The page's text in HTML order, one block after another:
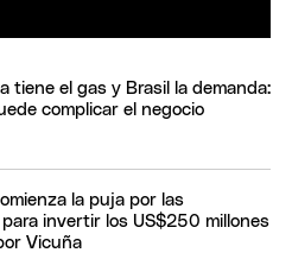
tiene el gas y Brasil la demanda:
complicar el negocio
la puja por las
invertir los US$250 millones
Vicuña